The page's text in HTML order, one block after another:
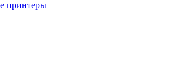
принтеры